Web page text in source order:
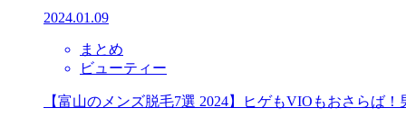
2024.01.09
まとめ
ビューティー
【富山のメンズ脱毛7選 2024】ヒゲもVIOもおさらば